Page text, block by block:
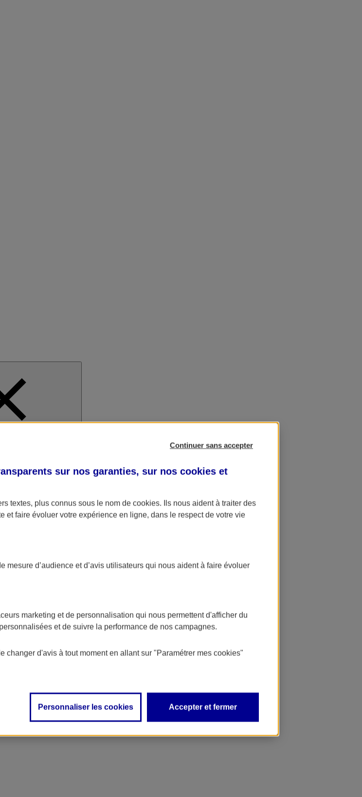
Continuer sans accepter
sur nos garanties, sur nos cookies et
textes, plus connus sous le nom de cookies. Ils nous aident à traiter des
et faire évoluer votre expérience en ligne, dans le respect de votre vie
mesure d’audience et d’avis utilisateurs qui nous aident à faire évoluer
marketing et de personnalisation qui nous permettent d'afficher du
et de suivre la performance de nos campagnes.
changer d'avis à tout moment en allant sur "Paramétrer mes cookies"
Personnaliser les cookies Accepter et fermer